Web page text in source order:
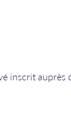
inscrit